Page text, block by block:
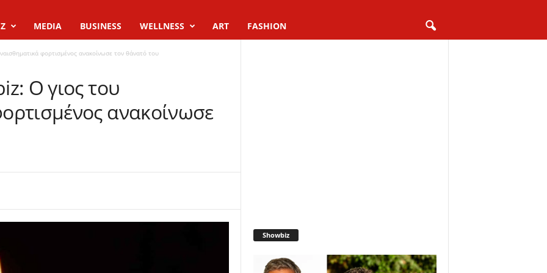
MEDIA BUSINESS WELLNESS ART FASHION
φορτισμένος ανακοίνωσε τον θάνατό του
Ο γιος του
ανακοίνωσε
Showbiz